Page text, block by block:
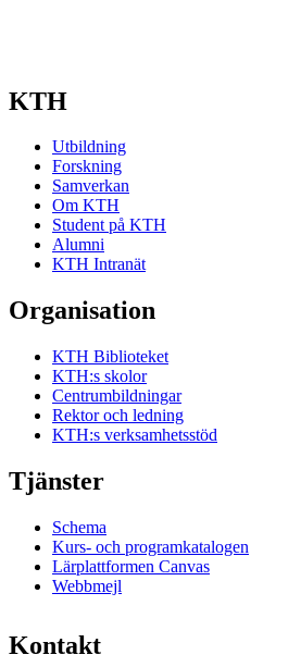
KTH
Utbildning
Forskning
Samverkan
Om KTH
Student på KTH
Alumni
KTH Intranät
Organisation
KTH Biblioteket
KTH:s skolor
Centrumbildningar
Rektor och ledning
KTH:s verksamhetsstöd
Tjänster
Schema
Kurs- och programkatalogen
Lärplattformen Canvas
Webbmejl
Kontakt